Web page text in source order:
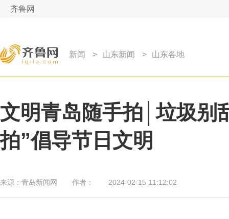
齐鲁网
新闻 > 山东新闻 > 山东各地
文明青岛随手拍│垃圾别
拍”倡导节日文明
来源： 青岛新闻网 作者： 2024-02-15 11:12:02